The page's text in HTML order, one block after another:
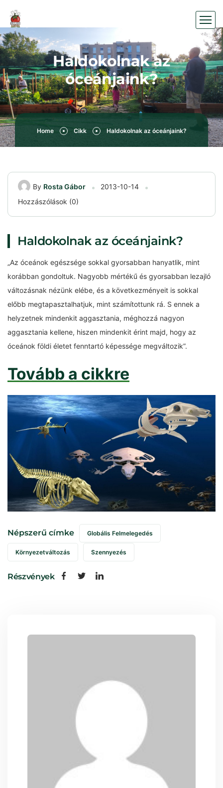
Haldokolnak az
óceánjaink?
Home Cikk Haldokolnak az óceánjaink?
By Rosta Gábor
2013-10-14
Hozzászólások (0)
Haldokolnak az óceánjaink?
„Az óceánok egészsége sokkal gyorsabban hanyatlik, mint
korábban gondoltuk. Nagyobb mértékű és gyorsabban lezajló
változásnak nézünk elébe, és a következményeit is sokkal
előbb megtapasztalhatjuk, mint számítottunk rá. S ennek a
helyzetnek mindenkit aggasztania, méghozzá nagyon
aggasztania kellene, hiszen mindenkit érint majd, hogy az
óceánok földi életet fenntartó képessége megváltozik”.
Tovább a cikkre
Népszerű címke Globális Felmelegedés
Környezetváltozás Szennyezés
Részvények